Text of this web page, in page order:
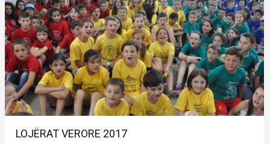
LOJËRAT VERORE 2017